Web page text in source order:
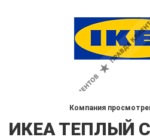
Компания
ИКЕА ТЕПЛЫЙ